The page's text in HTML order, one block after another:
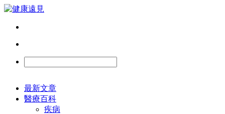
最新文章
醫療百科
疾病